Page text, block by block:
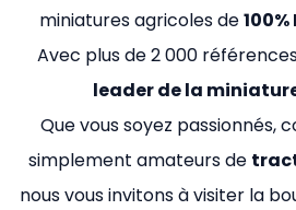
miniatures agricoles de100%
Avec plus de 2 000
leader de la
Que vous soyez passionnés,
simplement amateurs de
nous vous invitons à visiter la